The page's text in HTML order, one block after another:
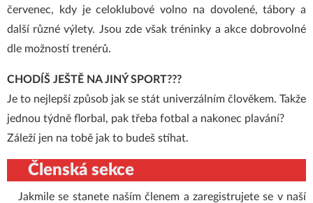
červenec, kdy je celoklubové volno na dovolené, tábory a
další různé výlety. Jsou zde však tréninky a akce dobrovolné
dle možností trenérů.
CHODÍŠ JEŠTĚ NA JINÝ SPORT???
Je to nejlepší způsob jak se stát univerzálním člověkem. Takže
jednou týdně florbal, pak třeba fotbal a nakonec plavání?
Záleží jen na tobě jak to budeš stíhat.
Členská sekce
Jakmile se stanete naším členem a zaregistrujete se v naší